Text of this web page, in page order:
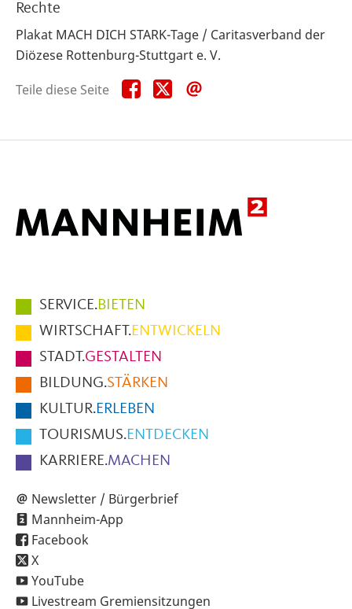
Rechte
Plakat MACH DICH STARK-Tage / Caritasverband der
Diözese Rottenburg-Stuttgart e. V.
Teile diese Seite
Teile
diese
Teile
diese
Hauptmenüpunkte
im
Fußbereich
der
Seite
SERVICE.BIETEN
WIRTSCHAFT.ENTWICKELN
STADT.GESTALTEN
BILDUNG.STÄRKEN
KULTUR.ERLEBEN
TOURISMUS.ENTDECKEN
KARRIERE.MACHEN
Newsletter / Bürgerbrief
Mannheim-App
Facebook
X
YouTube
Livestream Gremiensitzungen